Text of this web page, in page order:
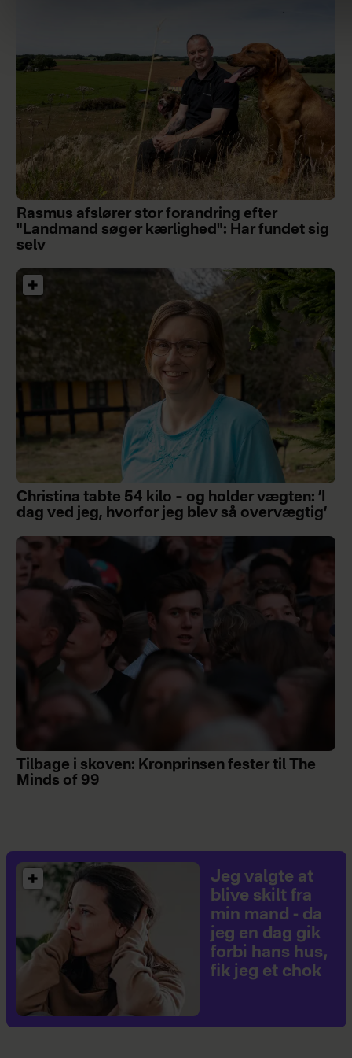
Rasmus afslører stor forandring efter
"Landmand søger kærlighed": Har fundet sig
selv
Christina tabte 54 kilo – og holder vægten: ’I
dag ved jeg, hvorfor jeg blev så overvægtig’
Tilbage i skoven: Kronprinsen fester til The
Minds of 99
Jeg valgte at
blive skilt fra
min mand - da
jeg en dag gik
forbi hans hus,
fik jeg et chok